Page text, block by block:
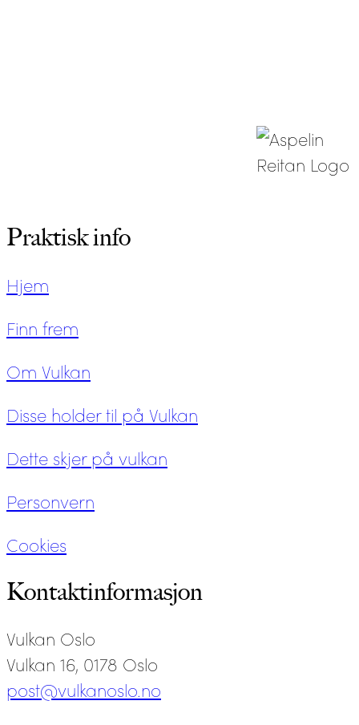
Praktisk info
Hjem
Finn frem
Om Vulkan
Disse holder til på Vulkan
Dette skjer på vulkan
Personvern
Cookies
Kontaktinformasjon
Vulkan Oslo
Vulkan 16, 0178 Oslo
post@vulkanoslo.no